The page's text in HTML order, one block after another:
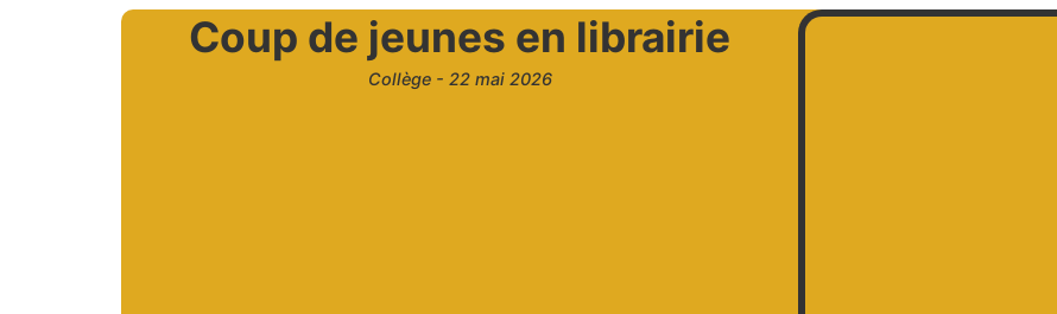
Coup de jeunes en librairie
Collège - 22 mai 2026